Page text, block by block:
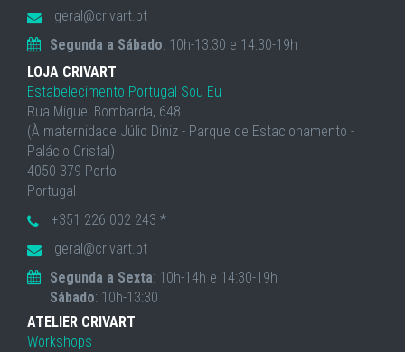
geral@crivart.pt
Segunda a Sábado: 10h-13:30 e 14:30-19h
LOJA CRIVART
Estabelecimento Portugal Sou Eu
Rua Miguel Bombarda, 648
(À maternidade Júlio Diniz - Parque de Estacionamento -
Palácio Cristal)
4050-379 Porto
Portugal
+351 226 002 243 *
geral@crivart.pt
Segunda a Sexta: 10h-14h e 14:30-19h
Sábado: 10h-13:30
ATELIER CRIVART
Workshops